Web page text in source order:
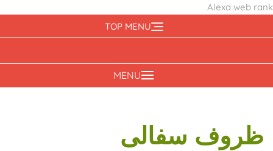
Alexa web rank
to
TOP MENU
MENU
ظروف سفالی